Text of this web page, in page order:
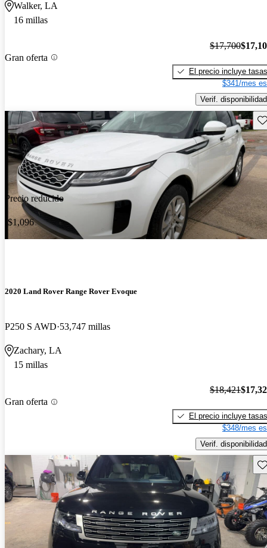
Walker, LA
16 millas
Gran oferta
$17,700
El precio incluye tasas
$341/mes
Verif. disponibilidad
Precio reducido
-$1,096
2020 Land Rover Range Rover Evoque
P250 S AWD 53,747 millas
Zachary, LA
15 millas
Gran oferta
$18,421
El precio incluye tasas
$348/mes
Verif. disponibilidad